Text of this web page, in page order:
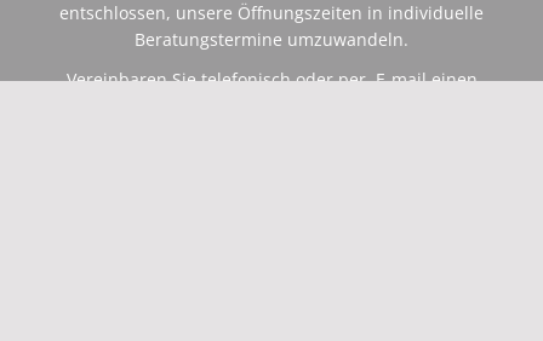
entschlossen, unsere Öffnungszeiten in individuelle
Beratungstermine umzuwandeln.
Vereinbaren Sie telefonisch oder per E-mail einen